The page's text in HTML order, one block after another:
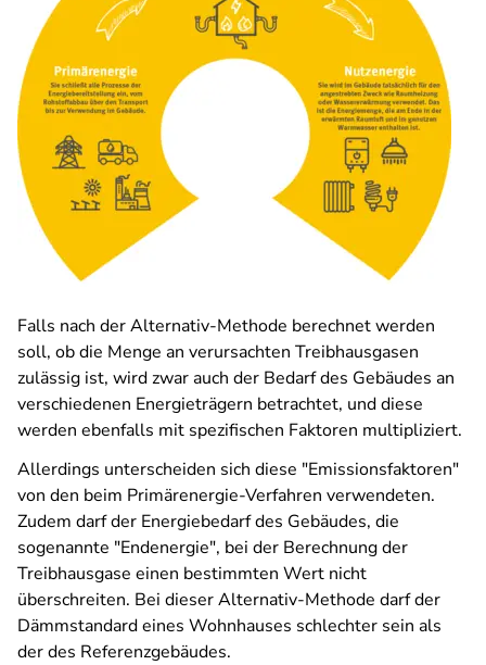
Falls nach der Alternativ-Methode berechnet werden
soll, ob die Menge an verursachten Treibhausgasen
zulässig ist, wird zwar auch der Bedarf des Gebäudes an
verschiedenen Energieträgern betrachtet, und diese
werden ebenfalls mit spezifischen Faktoren multipliziert.
Allerdings unterscheiden sich diese "Emissionsfaktoren"
von den beim Primärenergie-Verfahren verwendeten.
Zudem darf der Energiebedarf des Gebäudes, die
sogenannte "Endenergie", bei der Berechnung der
Treibhausgase einen bestimmten Wert nicht
überschreiten. Bei dieser Alternativ-Methode darf der
Dämmstandard eines Wohnhauses schlechter sein als
der des Referenzgebäudes.